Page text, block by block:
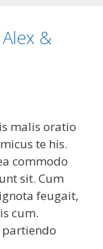
&
malis oratio
te his.
commodo
sit. Cum
feugait,
cum.
partiendo